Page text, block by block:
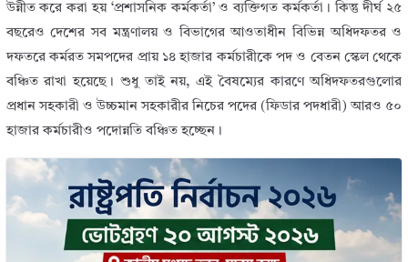
উন্নীত করে করা হয় ‘প্রশাসনিক কর্মকর্তা’ ও ব্যক্তিগত কর্মকর্তা। কিন্তু দীর্ঘ ২৫
বছরেও দেশের সব মন্ত্রণালয় ও বিভাগের আওতাধীন বিভিন্ন অধিদফতর ও
দফতরে কর্মরত সমপদের প্রায় ১৪ হাজার কর্মচারীকে পদ ও বেতন স্কেল থেকে
বঞ্চিত রাখা হয়েছে। শুধু তাই নয়, এই বৈষম্যের কারণে অধিদফতরগুলোর
প্রধান সহকারী ও উচ্চমান সহকারীর নিচের পদের (ফিডার পদধারী) আরও ৫০
হাজার কর্মচারীও পদোন্নতি বঞ্চিত হচ্ছেন।